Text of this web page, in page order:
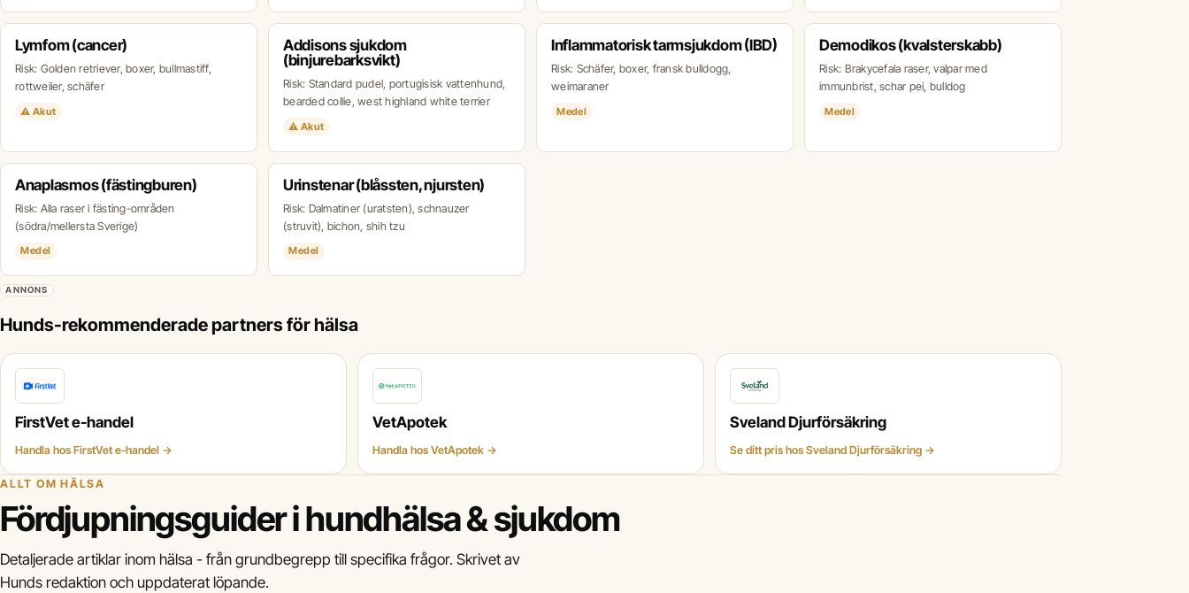
Lymfom (cancer)
Risk: Golden retriever, boxer, bullmastiff,
rottweiler, schäfer
⚠ Akut
Addisons sjukdom
(binjurebarksvikt)
Risk: Standard pudel, portugisisk vattenhund,
bearded collie, west highland white terrier
⚠ Akut
Inflammatorisk tarmsjukdom (IBD)
Risk: Schäfer, boxer, fransk bulldogg,
weimaraner
Medel
Demodikos (kvalsterskabb)
Risk: Brakycefala raser, valpar med
immunbrist, schar pei, bulldog
Medel
Anaplasmos (fästingburen)
Risk: Alla raser i fästing-områden
(södra/mellersta Sverige)
Medel
Urinstenar (blåssten, njursten)
Risk: Dalmatiner (uratsten), schnauzer
(struvit), bichon, shih tzu
Medel
ANNONS
Hunds-rekommenderade partners för hälsa
FirstVet e-handel
Handla hos FirstVet e-handel →
VetApotek
Handla hos VetApotek →
Sveland Djurförsäkring
Se ditt pris hos Sveland Djurförsäkring →
ALLT OM HÄLSA
Fördjupningsguider i hundhälsa & sjukdom
Detaljerade artiklar inom hälsa - från grundbegrepp till specifika frågor. Skrivet av
Hunds redaktion och uppdaterat löpande.